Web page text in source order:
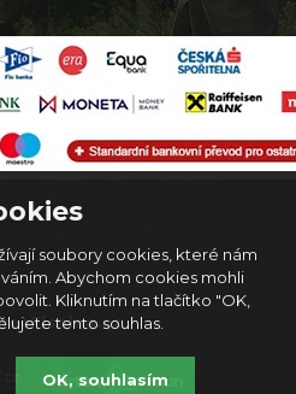
soubory cookies, které nám
Abychom cookies mohli
Kliknutím na tlačítko "OK,
tento souhlas.
OK, souhlasím